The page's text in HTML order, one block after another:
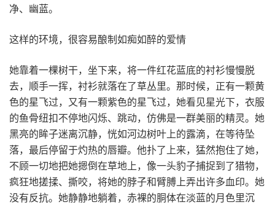
净、幽蓝。
这样的环境，很容易酿制如痴如醉的爱情
她靠着一棵树干，坐下来，将一件红花蓝底的衬衫慢慢脱
去，顺手一挥，衬衫就落在了草丛里。那时候，正有一颗黄
色的星飞过，又有一颗紫色的星飞过，她看见星光下，衣服
的鱼骨纽扣不停地闪烁、跳动，仿佛是一群美丽的精灵。她
黑亮的眸子迷离沉静，恍如河边树叶上的露滴，在等待坠
落，最后停留于灼热的唇瓣。他扑了上来，猛然抱住了她，
不顾一切地把她摁倒在草地上，像一头豹子捕捉到了猎物，
疯狂地搓揉、撕咬，将她的脖子和臂膊上弄出许多血印。她
没有反抗。她静静地躺着，赤裸的胴体在淡蓝的月色里沉